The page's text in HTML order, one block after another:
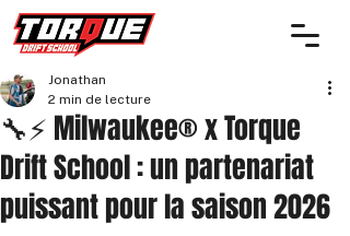
🔧⚡ Milwaukee® x Torque
Drift School : un partenariat
puissant pour la saison 2026
Jonathan
2 min de lecture